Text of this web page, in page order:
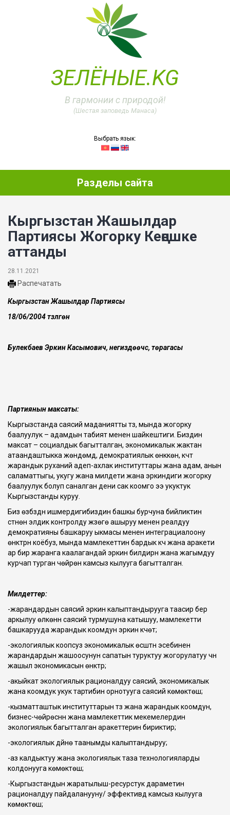
ЗЕЛЁНЫЕ.KG
В гармонии с природой!
(Шестая заповедь Манаса)
Выбрать язык:
Разделы сайта
Кыргызстан Жашылдар
Партиясы Жогорку Кеңешке
аттанды
28.11.2021
Распечатать
Кыргызстан Жашылдар Партиясы
18/06/2004 түзүлгөн
Булекбаев Эркин Касымович, негиздөөчүсү, төрагасы
Партиянын максаты:
Кыргызстанда саясий маданиятты түзүү, мында жогорку
баалуулук – адамдын табият менен шайкештиги. Биздин
максат – социалдык багытталган, экономикалык жактан
атаандаштыкка жөндөмдүү, демократиялык өнүккөн, күчтүү
жарандык руханий адеп-ахлак институттары жана адам, анын
саламаттыгы, укугу жана милдети жана эркиндиги жогорку
баалуулук болуп саналган дени сак коомго ээ укуктук
Кыргызстанды куруу.
Биз өзүбүздүн ишмердигибиздин башкы бурчуна бийликтин
үстүнөн элдик контролду жүзөгө ашыруу менен реалдуу
демократияны башкаруу ыкмасы менен интеграциалоону
өнүктүрүүнү коёбуз, мында мамлекеттин бардык күчү жана аракети
ар бир жаранга каалагандай эркин билдирүүнү жана жагымдуу
курчап турган чөйрөнү камсыз кылууга багытталган.
Милдеттер:
-жарандардын саясий эркин калыптандырууга таасир берүү
аркылуу өлкөнүн саясий турмушуна катышуу, мамлекетти
башкарууда жарандык коомдун эркин күчөтүү;
-экологиялык коопсуз экономикалык өсүштүн эсебинен
жарандардын жашоосунун сапатын туруктуу жогорулатуу үчүн
жашыл экономикасын өнүктүрүү;
-акыйкат экологиялык рационалдуу саясий, экономикалык
жана коомдук укук тартибин орнотууга саясий көмөктөшүү;
-кызматташтык институттарын түзүү жана жарандык коомдун,
бизнес-чөйрөсүнүн жана мамлекеттик мекемелердин
экологиялык багытталган аракеттерин бириктирүү;
-экологиялык дүйнө таанымды калыптандыруу;
-аз калдыктуу жана экологиялык таза технологияларды
колдонууга көмөктөшүү;
-Кыргызстандын жаратылыш-ресурстук дараметин
рационалдуу пайдаланууну/ эффективдүү камсыз кылууга
көмөктөшүү;